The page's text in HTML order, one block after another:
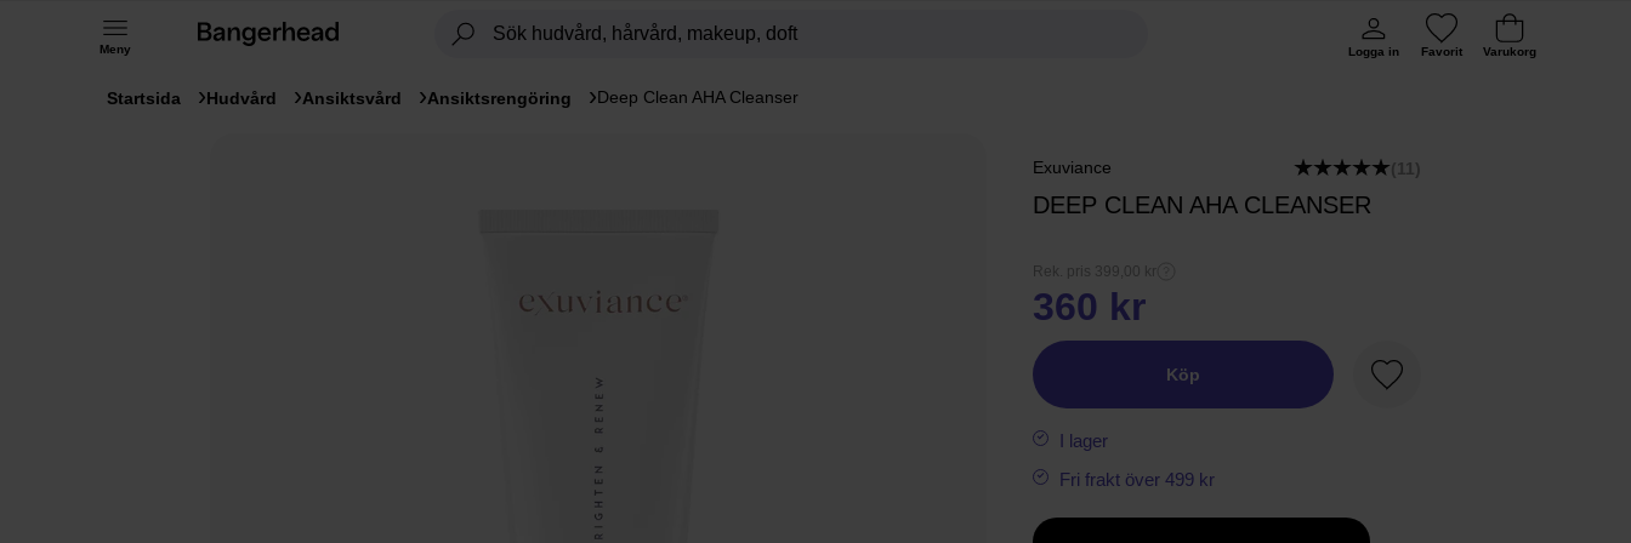
Meny Logga in Favorit Varukorg
Startsida Hudvård Ansiktsvård Ansiktsrengöring Deep Clean AHA Cleanser
Exuviance (11)
DEEP CLEAN AHA CLEANSER
Rek. pris 399,00 kr
360 kr
Köp
Favorit
I lager
Fri frakt över 499 kr